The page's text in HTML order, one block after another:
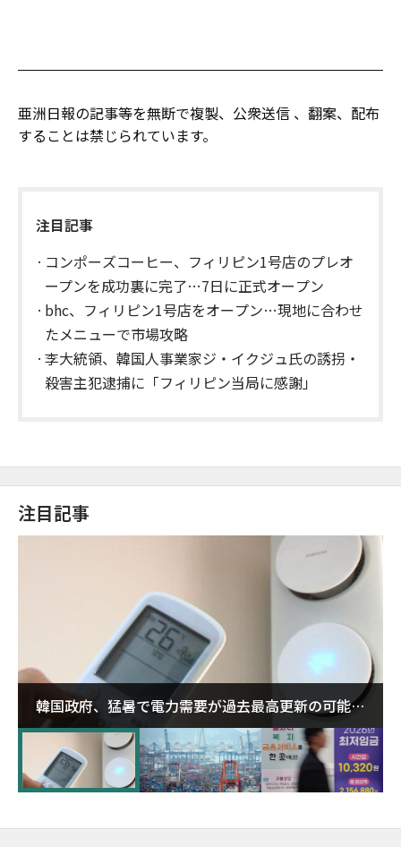
亜洲日報の記事等を無断で複製、公衆送信 、翻案、配布
することは禁じられています。
注目記事
コンポーズコーヒー、フィリピン1号店のプレオ
ープンを成功裏に完了…7日に正式オープン
bhc、フィリピン1号店をオープン…現地に合わせ
たメニューで市場攻略
李大統領、韓国人事業家ジ・イクジュ氏の誘拐・
殺害主犯逮捕に「フィリピン当局に感謝」
注目記事
韓国政府、猛暑で電力需要が過去最高更新の可能性
に需給対応体制を点検